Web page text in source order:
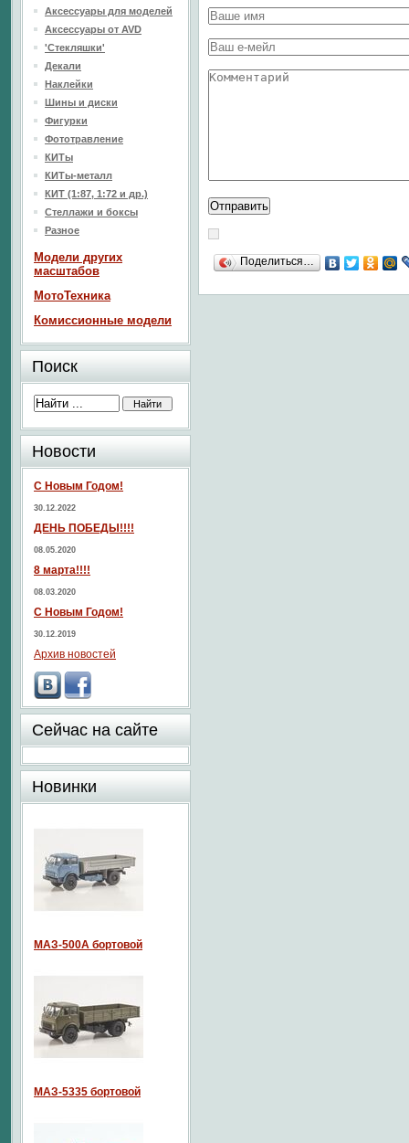
Поделиться…
Аксессуары для моделей
Аксессуары от AVD
'Стекляшки'
Декали
Наклейки
Шины и диски
Фигурки
Фототравление
КИТы
КИТы-металл
КИТ (1:87, 1:72 и др.)
Стеллажи и боксы
Разное
Модели других
масштабов
МотоТехника
Комиссионные модели
Поиск
Новости
С Новым Годом!
30.12.2022
ДЕНЬ ПОБЕДЫ!!!!
08.05.2020
8 марта!!!!
08.03.2020
С Новым Годом!
30.12.2019
Архив новостей
Сейчас на сайте
Новинки
МАЗ-500А бортовой
МАЗ-5335 бортовой